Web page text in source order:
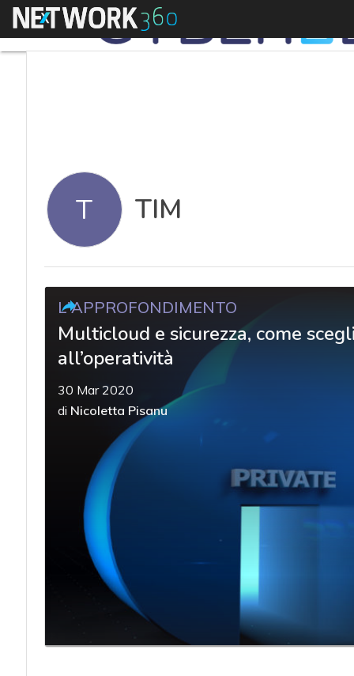
Menu
T TIM
L'APPROFONDIMENTO
Multicloud e sicurezza, come
all’operatività
30 Mar 2020
di Nicoletta Pisanu